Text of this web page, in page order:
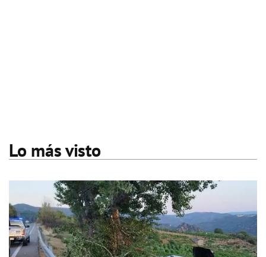
Lo más visto